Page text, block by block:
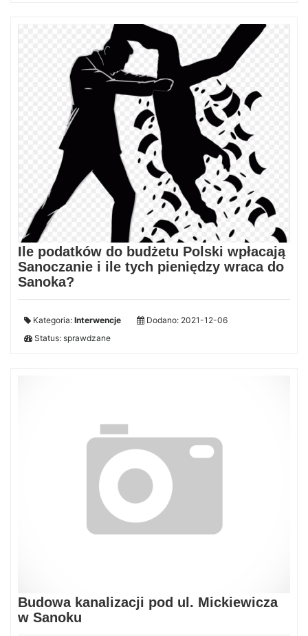
Ile podatków do budżetu Polski wpłacają
Sanoczanie i ile tych pieniędzy wraca do
Sanoka?
Kategoria: Interwencje
Dodano: 2021-12-06
Status: sprawdzane
Budowa kanalizacji pod ul. Mickiewicza
w Sanoku